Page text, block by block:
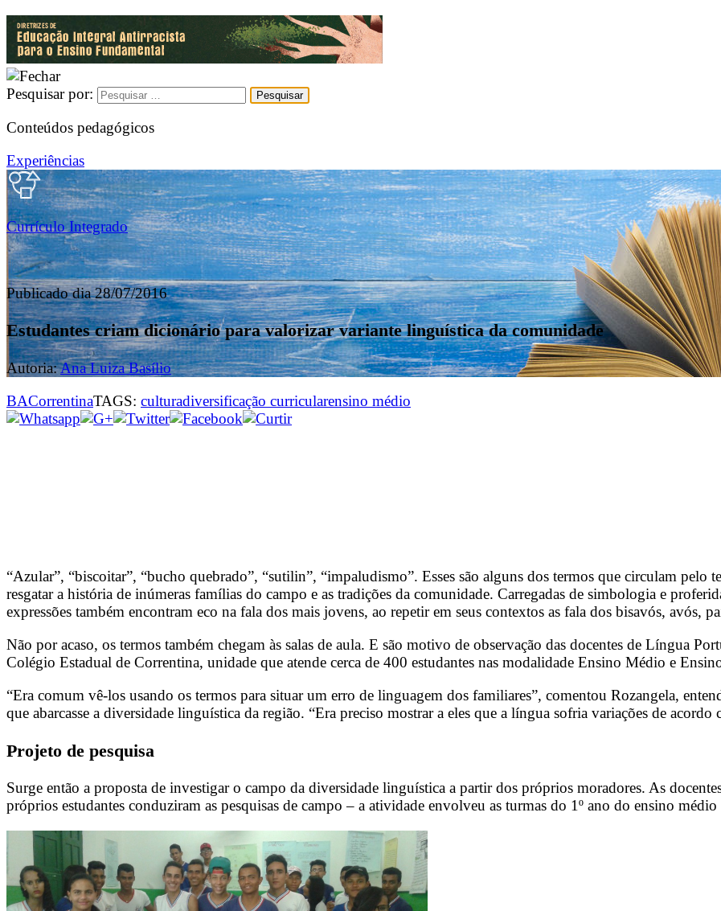
Pesquisar por:
Conteúdos pedagógicos
Experiências
Currículo Integrado
Publicado dia 28/07/2016
Estudantes criam dicionário para valorizar variante linguística da comunidade
Autoria:Ana Luiza Basílio
BACorrentinaTAGS: culturadiversificação curricularensino médio
“Azular”, “biscoitar”, “bucho quebrado”, “sutilin”, “impaludismo”. Esses são alguns dos termos que circulam
resgatar a história de inúmeras famílias do campo e as tradições da comunidade. Carregadas de simbologia e
expressões também encontram eco na fala dos mais jovens, ao repetir em seus contextos as fala dos bisavós, avós,
Não por acaso, os termos também chegam às salas de aula. E são motivo de observação das docentes de Língua
Colégio Estadual de Correntina, unidade que atende cerca de 400 estudantes nas modalidade Ensino Médio e
“Era comum vê-los usando os termos para situar um erro de linguagem dos familiares”, comentou Rozangela,
que abarcasse a diversidade linguística da região. “Era preciso mostrar a eles que a língua sofria variações de
Projeto de pesquisa
Surge então a proposta de investigar o campo da diversidade linguística a partir dos próprios moradores. As
próprios estudantes conduziram as pesquisas de campo – a atividade envolveu as turmas do 1º ano do ensino